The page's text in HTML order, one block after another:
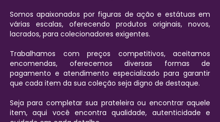
Somos apaixonados por figuras de ação e estátuas em
várias escalas, oferecendo produtos originais, novos,
lacrados, para colecionadores exigentes.
Trabalhamos com preços competitivos, aceitamos
encomendas, oferecemos diversas formas de
pagamento e atendimento especializado para garantir
que cada item da sua coleção seja digno de destaque.
Seja para completar sua prateleira ou encontrar aquele
item, aqui você encontra qualidade, autenticidade e